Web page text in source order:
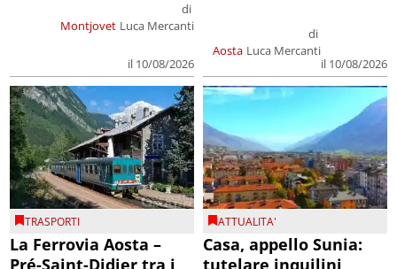
Montjovet
di
Luca Mercanti
il 10/08/2026
Aosta
di
Luca Mercanti
il 10/08/2026
TRASPORTI
La Ferrovia Aosta –
Pré-Saint-Didier tra i
ATTUALITA'
Casa, appello Sunia:
tutelare inquilini